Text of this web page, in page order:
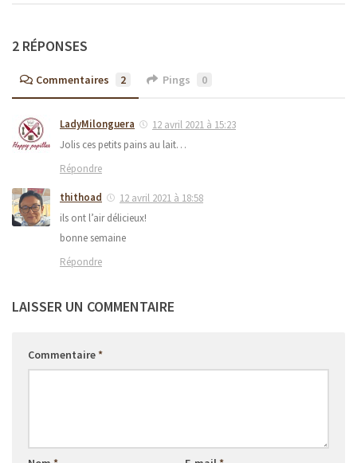
2 RÉPONSES
Commentaires 2 Pings 0
LadyMilonguera
12 avril 2021 à 15:23
Jolis ces petits pains au lait…
Répondre
thithoad
12 avril 2021 à 18:58
ils ont l’air délicieux!
bonne semaine
Répondre
LAISSER UN COMMENTAIRE
Commentaire*